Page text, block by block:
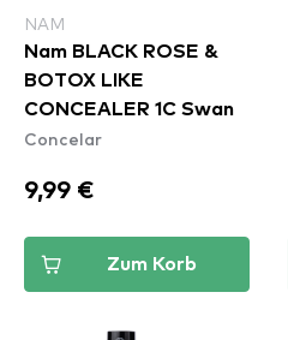
NAM
Nam BLACK ROSE &
BOTOX LIKE
CONCEALER 1C Swan
Concelar
9,99 €
Zum Korb